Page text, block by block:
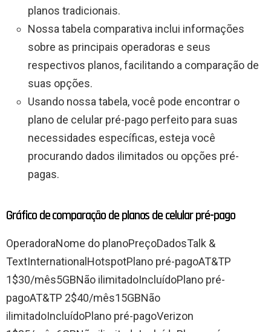
planos tradicionais.
Nossa tabela comparativa inclui informações
sobre as principais operadoras e seus
respectivos planos, facilitando a comparação de
suas opções.
Usando nossa tabela, você pode encontrar o
plano de celular pré-pago perfeito para suas
necessidades específicas, esteja você
procurando dados ilimitados ou opções pré-
pagas.
Gráfico de comparação de planos de celular pré-pago
OperadoraNome do planoPreçoDadosTalk &
TextInternationalHotspotPlano pré-pagoAT&TP
1$30/mês5GBNão ilimitadoIncluídoPlano pré-
pagoAT&TP 2$40/mês15GBNão
ilimitadoIncluídoPlano pré-pagoVerizon